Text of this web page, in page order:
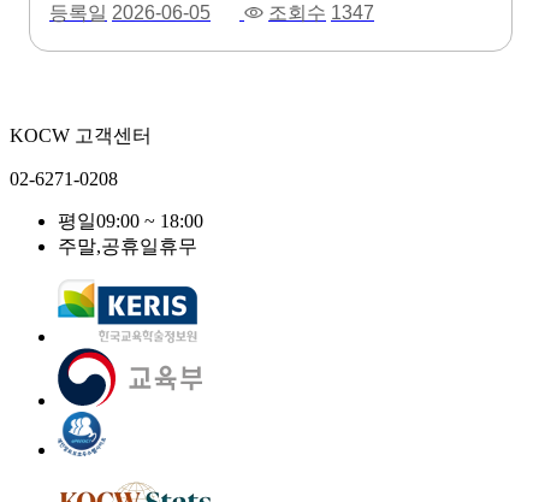
등록일 2026-06-05 조회수 1347
KOCW 고객센터
02-6271-0208
평일09:00 ~ 18:00
주말,공휴일휴무